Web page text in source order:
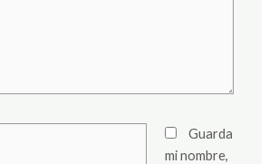
Guarda
mi nombre,